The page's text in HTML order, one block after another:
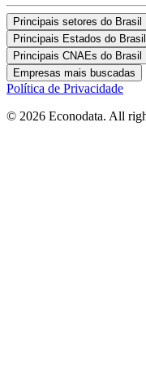
Principais setores do Brasil
Principais Estados do Brasil
Principais CNAEs do Brasil
Empresas mais buscadas
Política de Privacidade
© 2026 Econodata. All